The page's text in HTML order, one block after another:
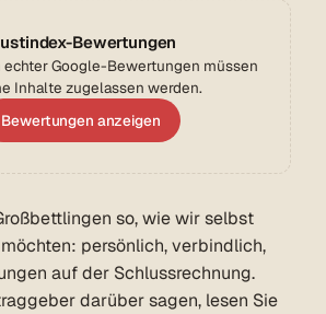
Bewertungen
echter Google-Bewertungen müssen
Inhalte zugelassen werden.
Bewertungen anzeigen
so, wie wir selbst
persönlich, verbindlich,
auf der Schlussrechnung.
darüber sagen, lesen Sie